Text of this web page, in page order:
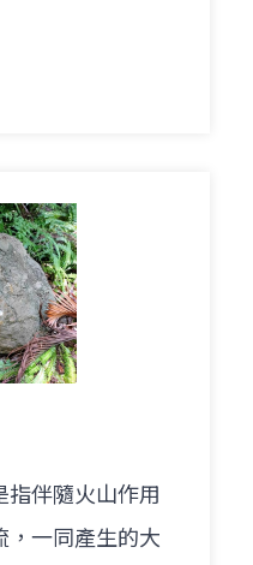
指伴隨火山作用
，一同產生的大